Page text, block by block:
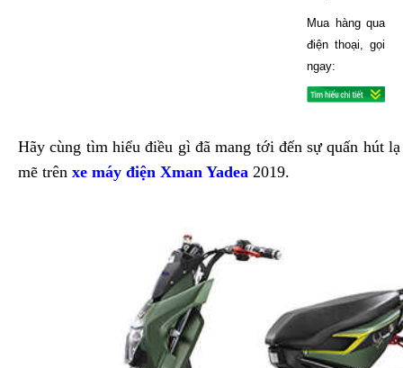
Mua hàng qua
điện thoại, gọi
ngay:
Hãy cùng tìm hiểu điều gì đã mang tới đến sự quấn hút
mẽ trên xe máy điện Xman Yadea 2019.